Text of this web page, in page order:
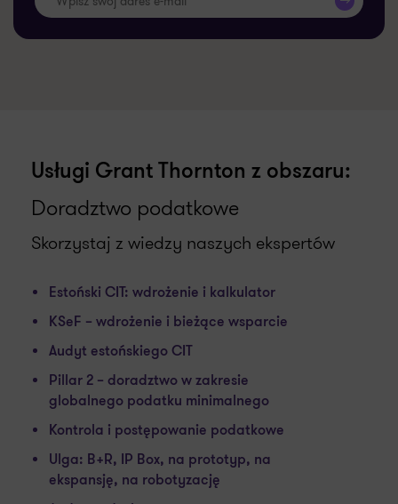
Usługi Grant Thornton z obszaru:
Doradztwo podatkowe
Skorzystaj z wiedzy naszych ekspertów
Estoński CIT: wdrożenie i kalkulator
KSeF – wdrożenie i bieżące wsparcie
Audyt estońskiego CIT
Pillar 2 – doradztwo w zakresie
globalnego podatku minimalnego
Kontrola i postępowanie podatkowe
Ulga: B+R, IP Box, na prototyp, na
ekspansję, na robotyzację